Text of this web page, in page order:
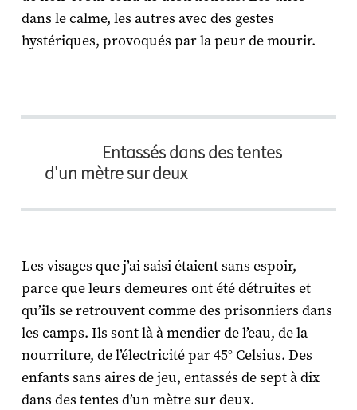
dans le calme, les autres avec des gestes
hystériques, provoqués par la peur de mourir.
Entassés dans des tentes
d'un mètre sur deux
Les visages que j’ai saisi étaient sans espoir,
parce que leurs demeures ont été détruites et
qu’ils se retrouvent comme des prisonniers dans
les camps. Ils sont là à mendier de l’eau, de la
nourriture, de l’électricité par 45° Celsius. Des
enfants sans aires de jeu, entassés de sept à dix
dans des tentes d’un mètre sur deux.